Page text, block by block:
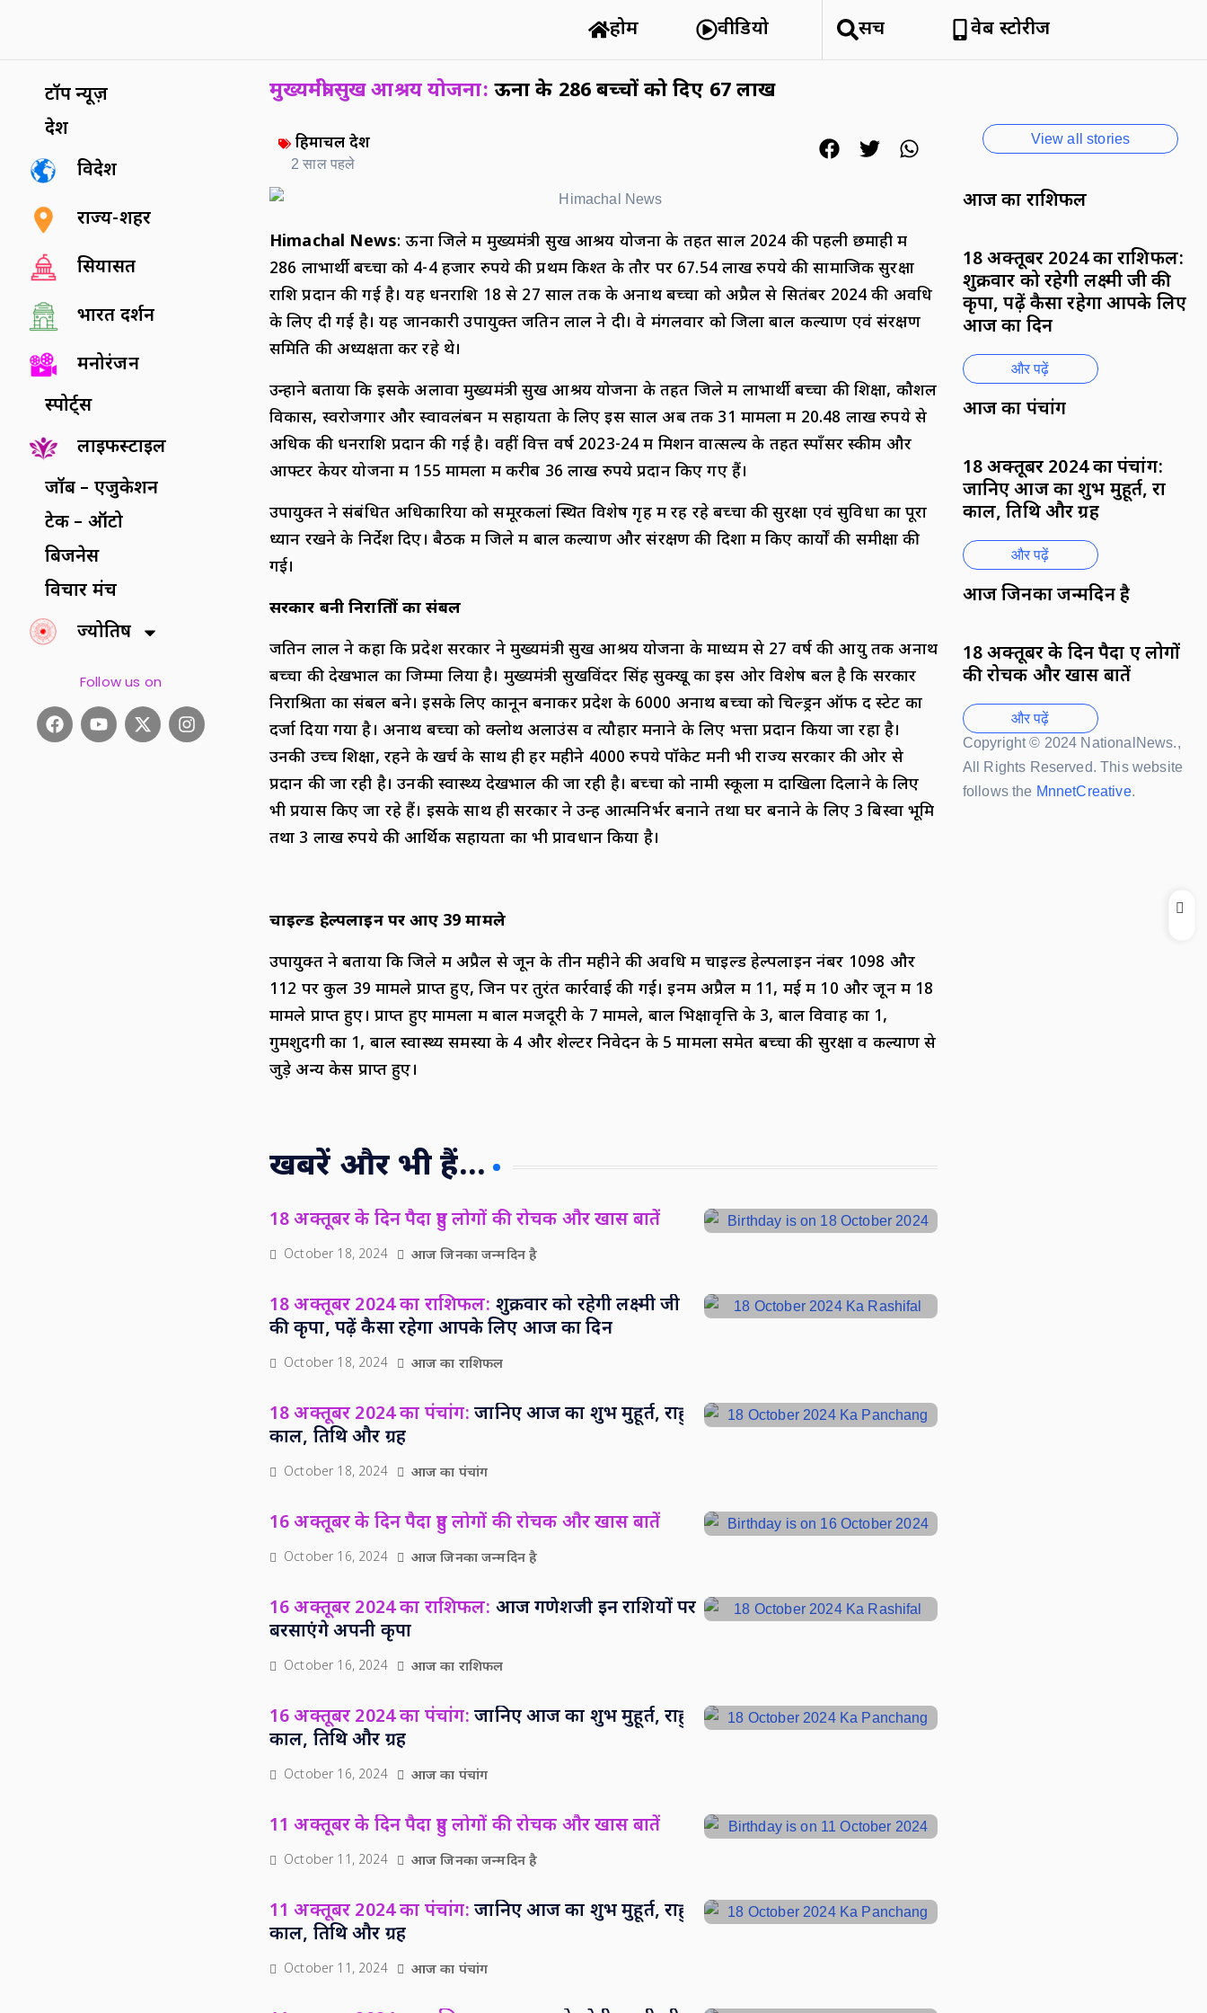
होम वीडियो सर्च वेब स्टोरीज
टॉप न्यूज़
देश
विदेश
राज्य-शहर
सियासत
भारत दर्शन
मनोरंजन
स्पोर्ट्स
लाइफस्टाइल
जॉब – एजुकेशन
टेक – ऑटो
बिजनेस
विचार मंच
ज्योतिष
Follow us on
मुख्यमंत्री सुख आश्रय योजना: ऊना के 286 बच्चों को दिए 67 लाख
हिमाचल प्रदेश
2 साल पहले
Himachal News: ऊना जिले में मुख्यमंत्री सुख आश्रय योजना के तहत साल 2024 की पहली छमाही में
286 लाभार्थी बच्चों को 4-4 हजार रुपये की प्रथम किश्त के तौर पर 67.54 लाख रुपये की सामाजिक सुरक्षा
राशि प्रदान की गई है। यह धनराशि 18 से 27 साल तक के अनाथ बच्चों को अप्रैल से सितंबर 2024 की अवधि
के लिए दी गई है। यह जानकारी उपायुक्त जतिन लाल ने दी। वे मंगलवार को जिला बाल कल्याण एवं संरक्षण
समिति की अध्यक्षता कर रहे थे।
उन्होंने बताया कि इसके अलावा मुख्यमंत्री सुख आश्रय योजना के तहत जिले में लाभार्थी बच्चों की शिक्षा, कौशल
विकास, स्वरोजगार और स्वावलंबन में सहायता के लिए इस साल अब तक 31 मामलों में 20.48 लाख रुपये से
अधिक की धनराशि प्रदान की गई है। वहीं वित्त वर्ष 2023-24 में मिशन वात्सल्य के तहत स्पॉंसर स्कीम और
आफ्टर केयर योजना में 155 मामलों में करीब 36 लाख रुपये प्रदान किए गए हैं।
उपायुक्त ने संबंधित अधिकारियों को समूरकलां स्थित विशेष गृह में रह रहे बच्चों की सुरक्षा एवं सुविधा का पूरा
ध्यान रखने के निर्देश दिए। बैठक में जिले में बाल कल्याण और संरक्षण की दिशा में किए कार्यों की समीक्षा की
गई।
सरकार बनी निराश्रितों का संबल
जतिन लाल ने कहा कि प्रदेश सरकार ने मुख्यमंत्री सुख आश्रय योजना के माध्यम से 27 वर्ष की आयु तक अनाथ
बच्चों की देखभाल का जिम्मा लिया है। मुख्यमंत्री सुखविंदर सिंह सुक्खू का इस ओर विशेष बल है कि सरकार
निराश्रितों का संबल बने। इसके लिए कानून बनाकर प्रदेश के 6000 अनाथ बच्चों को चिल्ड्रन ऑफ द स्टेट का
दर्जा दिया गया है। अनाथ बच्चों को क्लोथ अलाउंस व त्यौहार मनाने के लिए भत्ता प्रदान किया जा रहा है।
उनकी उच्च शिक्षा, रहने के खर्च के साथ ही हर महीने 4000 रुपये पॉकेट मनी भी राज्य सरकार की ओर से
प्रदान की जा रही है। उनकी स्वास्थ्य देखभाल की जा रही है। बच्चों को नामी स्कूलों में दाखिला दिलाने के लिए
भी प्रयास किए जा रहे हैं। इसके साथ ही सरकार ने उन्हें आत्मनिर्भर बनाने तथा घर बनाने के लिए 3 बिस्वा भूमि
तथा 3 लाख रुपये की आर्थिक सहायता का भी प्रावधान किया है।
चाइल्ड हेल्पलाइन पर आए 39 मामले
उपायुक्त ने बताया कि जिले में अप्रैल से जून के तीन महीने की अवधि में चाइल्ड हेल्पलाइन नंबर 1098 और
112 पर कुल 39 मामले प्राप्त हुए, जिन पर तुरंत कार्रवाई की गई। इनमें अप्रैल में 11, मई में 10 और जून में 18
मामले प्राप्त हुए। प्राप्त हुए मामलों में बाल मजदूरी के 7 मामले, बाल भिक्षावृत्ति के 3, बाल विवाह का 1,
गुमशुदगी का 1, बाल स्वास्थ्य समस्या के 4 और शेल्टर निवेदन के 5 मामलों समेत बच्चों की सुरक्षा व कल्याण से
जुड़े अन्य केस प्राप्त हुए।
खबरें और भी हैं...
18 अक्तूबर के दिन पैदा हुए लोगों की रोचक और खास बातें
October 18, 2024 आज जिनका जन्मदिन है
18 अक्तूबर 2024 का राशिफल: शुक्रवार को रहेगी लक्ष्मी जी
की कृपा, पढ़ें कैसा रहेगा आपके लिए आज का दिन
October 18, 2024 आज का राशिफल
18 अक्तूबर 2024 का पंचांग: जानिए आज का शुभ मुहूर्त, राहु
काल, तिथि और ग्रह
October 18, 2024 आज का पंचांग
16 अक्तूबर के दिन पैदा हुए लोगों की रोचक और खास बातें
October 16, 2024 आज जिनका जन्मदिन है
16 अक्तूबर 2024 का राशिफल: आज गणेशजी इन राशियों पर
बरसाएंगे अपनी कृपा
October 16, 2024 आज का राशिफल
16 अक्तूबर 2024 का पंचांग: जानिए आज का शुभ मुहूर्त, राहु
काल, तिथि और ग्रह
October 16, 2024 आज का पंचांग
11 अक्तूबर के दिन पैदा हुए लोगों की रोचक और खास बातें
October 11, 2024 आज जिनका जन्मदिन है
11 अक्तूबर 2024 का पंचांग: जानिए आज का शुभ मुहूर्त, राहु
काल, तिथि और ग्रह
October 11, 2024 आज का पंचांग
हिमाचल क्यों है सैलानियों को इतना
View all stories
आज का राशिफल
18 अक्तूबर 2024 का राशिफल:
शुक्रवार को रहेगी लक्ष्मी जी की
कृपा, पढ़ें कैसा रहेगा आपके लिए
आज का दिन
और पढ़ें
आज का पंचांग
18 अक्तूबर 2024 का पंचांग:
जानिए आज का शुभ मुहूर्त, राहु
काल, तिथि और ग्रह
और पढ़ें
आज जिनका जन्मदिन है
18 अक्तूबर के दिन पैदा हुए लोगों
की रोचक और खास बातें
और पढ़ें
Copyright © 2024 NationalNews.,
All Rights Reserved. This website
follows the MnnetCreative.